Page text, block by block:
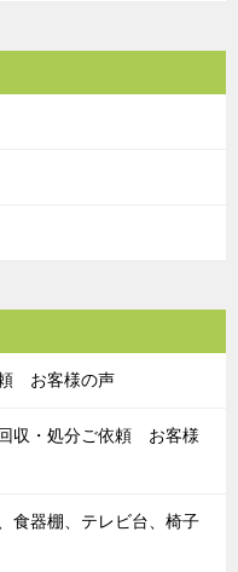
お客様の声
収・処分ご依頼 お客様
食器棚、テレビ台、椅子